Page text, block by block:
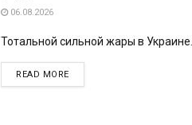
06.08.2026
Тотальной сильной жары в Украине...
READ MOREDETAILS